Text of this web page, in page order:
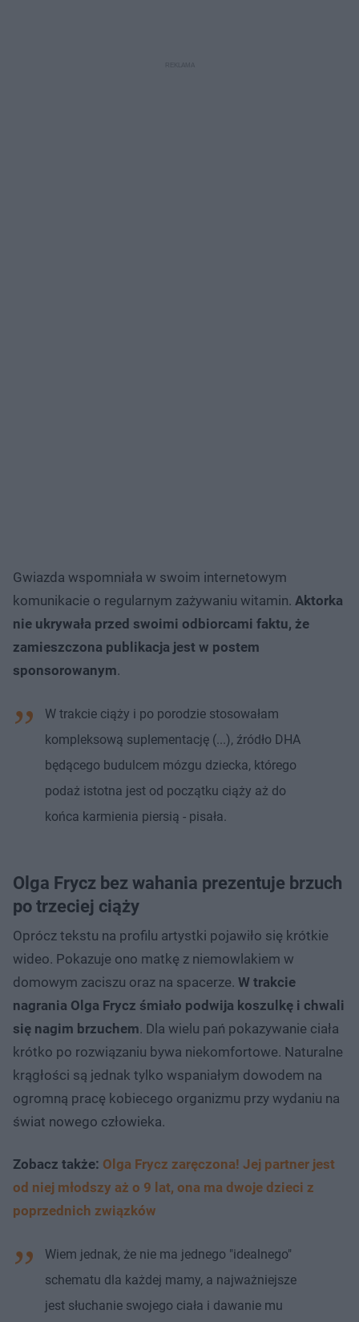
Gwiazda wspomniała w swoim internetowym
komunikacie o regularnym zażywaniu witamin. Aktorka
nie ukrywała przed swoimi odbiorcami faktu, że
zamieszczona publikacja jest w postem
sponsorowanym.
W trakcie ciąży i po porodzie stosowałam
kompleksową suplementację (...), źródło DHA
będącego budulcem mózgu dziecka, którego
podaż istotna jest od początku ciąży aż do
końca karmienia piersią - pisała.
Olga Frycz bez wahania prezentuje brzuch
po trzeciej ciąży
Oprócz tekstu na profilu artystki pojawiło się krótkie
wideo. Pokazuje ono matkę z niemowlakiem w
domowym zaciszu oraz na spacerze. W trakcie
nagrania Olga Frycz śmiało podwija koszulkę i chwali
się nagim brzuchem. Dla wielu pań pokazywanie ciała
krótko po rozwiązaniu bywa niekomfortowe. Naturalne
krągłości są jednak tylko wspaniałym dowodem na
ogromną pracę kobiecego organizmu przy wydaniu na
świat nowego człowieka.
Zobacz także: Olga Frycz zaręczona! Jej partner jest
od niej młodszy aż o 9 lat, ona ma dwoje dzieci z
poprzednich związków
Wiem jednak, że nie ma jednego "idealnego"
schematu dla każdej mamy, a najważniejsze
jest słuchanie swojego ciała i dawanie mu